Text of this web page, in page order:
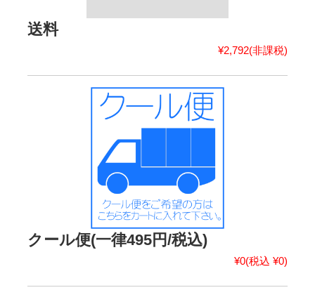
送料
¥2,792(非課税)
クール便(一律495円/税込)
¥0(税込 ¥0)